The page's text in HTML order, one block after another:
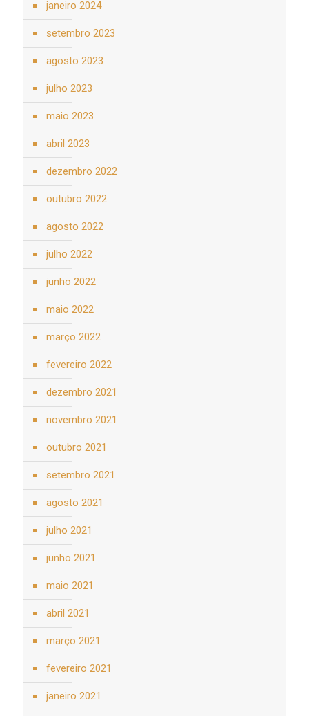
janeiro 2024
setembro 2023
agosto 2023
julho 2023
maio 2023
abril 2023
dezembro 2022
outubro 2022
agosto 2022
julho 2022
junho 2022
maio 2022
março 2022
fevereiro 2022
dezembro 2021
novembro 2021
outubro 2021
setembro 2021
agosto 2021
julho 2021
junho 2021
maio 2021
abril 2021
março 2021
fevereiro 2021
janeiro 2021